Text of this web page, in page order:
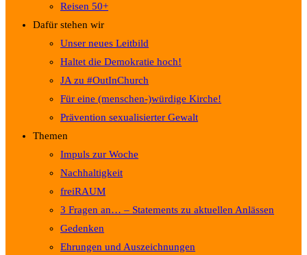
Reisen 50+
Dafür stehen wir
Unser neues Leitbild
Haltet die Demokratie hoch!
JA zu #OutInChurch
Für eine (menschen-)würdige Kirche!
Prävention sexualisierter Gewalt
Themen
Impuls zur Woche
Nachhaltigkeit
freiRAUM
3 Fragen an… – Statements zu aktuellen Anlässen
Gedenken
Ehrungen und Auszeichnungen